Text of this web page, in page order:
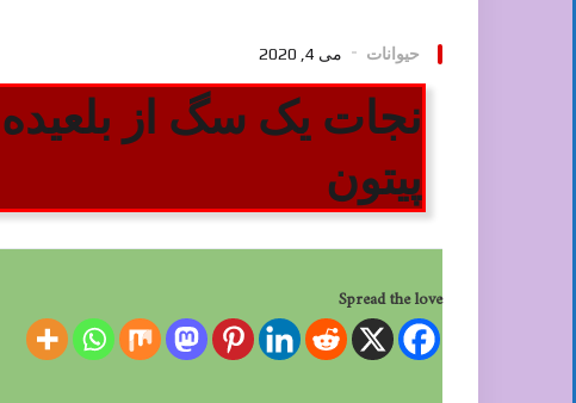
حیوانات می 4, 2020
نجات یک سگ از
پیتون
Spread the love